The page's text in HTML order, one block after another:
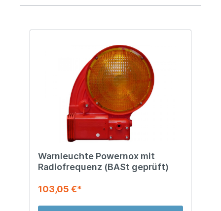
Warnleuchte Powernox mit
Radiofrequenz (BASt geprüft)
103,05 €*